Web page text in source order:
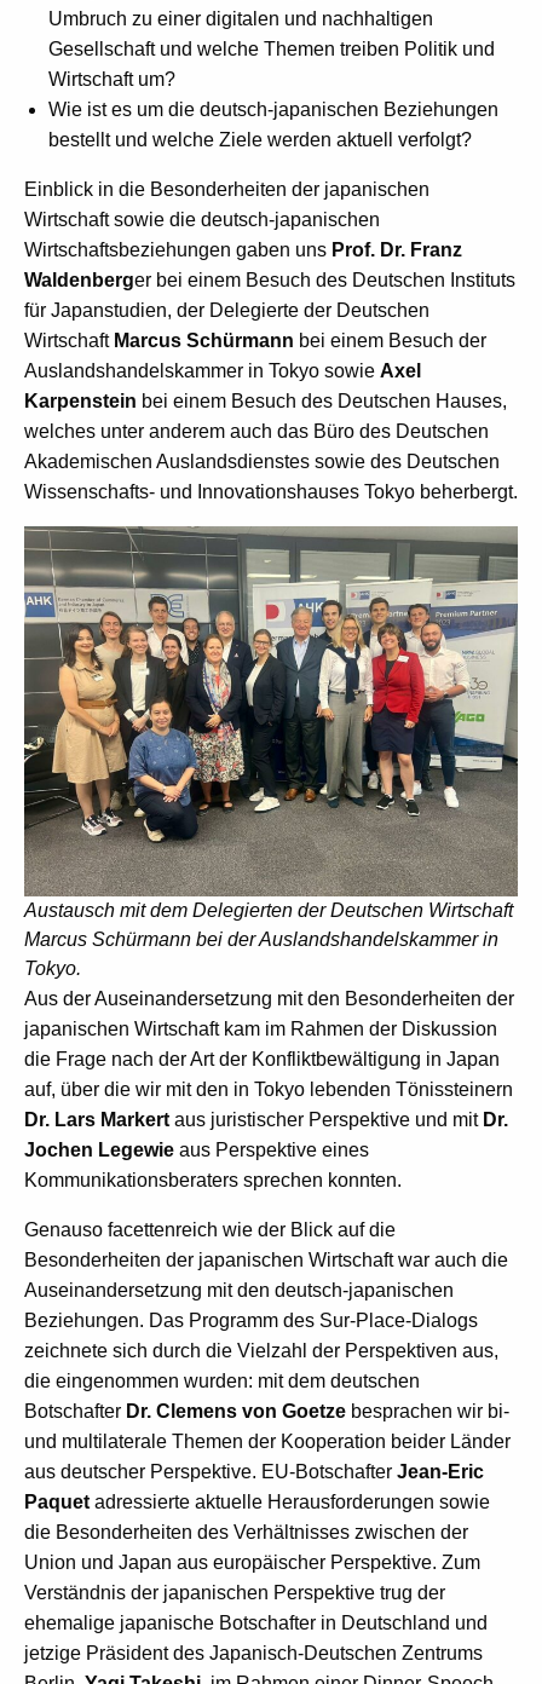
Umbruch zu einer digitalen und nachhaltigen
Gesellschaft und welche Themen treiben Politik und
Wirtschaft um?
Wie ist es um die deutsch-japanischen Beziehungen
bestellt und welche Ziele werden aktuell verfolgt?
Einblick in die Besonderheiten der japanischen
Wirtschaft sowie die deutsch-japanischen
Wirtschaftsbeziehungen gaben uns Prof. Dr. Franz
Waldenberger bei einem Besuch des Deutschen Instituts
für Japanstudien, der Delegierte der Deutschen
Wirtschaft Marcus Schürmann bei einem Besuch der
Auslandshandelskammer in Tokyo sowie Axel
Karpenstein bei einem Besuch des Deutschen Hauses,
welches unter anderem auch das Büro des Deutschen
Akademischen Auslandsdienstes sowie des Deutschen
Wissenschafts- und Innovationshauses Tokyo beherbergt.
Austausch mit dem Delegierten der Deutschen Wirtschaft
Marcus Schürmann bei der Auslandshandelskammer in
Tokyo.
Aus der Auseinandersetzung mit den Besonderheiten der
japanischen Wirtschaft kam im Rahmen der Diskussion
die Frage nach der Art der Konfliktbewältigung in Japan
auf, über die wir mit den in Tokyo lebenden Tönissteinern
Dr. Lars Markert aus juristischer Perspektive und mit Dr.
Jochen Legewie aus Perspektive eines
Kommunikationsberaters sprechen konnten.
Genauso facettenreich wie der Blick auf die
Besonderheiten der japanischen Wirtschaft war auch die
Auseinandersetzung mit den deutsch-japanischen
Beziehungen. Das Programm des Sur-Place-Dialogs
zeichnete sich durch die Vielzahl der Perspektiven aus,
die eingenommen wurden: mit dem deutschen
Botschafter Dr. Clemens von Goetze besprachen wir bi-
und multilaterale Themen der Kooperation beider Länder
aus deutscher Perspektive. EU-Botschafter Jean-Eric
Paquet adressierte aktuelle Herausforderungen sowie
die Besonderheiten des Verhältnisses zwischen der
Union und Japan aus europäischer Perspektive. Zum
Verständnis der japanischen Perspektive trug der
ehemalige japanische Botschafter in Deutschland und
jetzige Präsident des Japanisch-Deutschen Zentrums